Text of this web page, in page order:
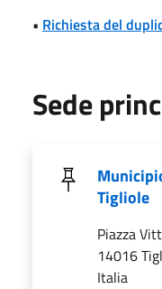
• Richiesta del
Sede
Tigliole
Piazza
14016
Italia